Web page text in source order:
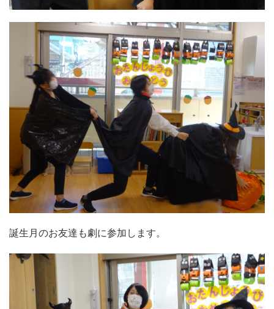
誕生月のお友達も劇に参加します。